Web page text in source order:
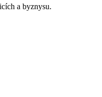
a byznysu.